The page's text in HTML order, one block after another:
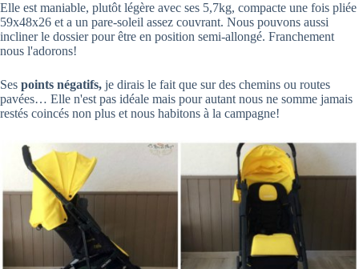
Elle est maniable, plutôt légère avec ses 5,7kg, compacte une fois pliée
59x48x26 et a un pare-soleil assez couvrant. Nous pouvons aussi
incliner le dossier pour être en position semi-allongé. Franchement
nous l'adorons!
Ses points négatifs, je dirais le fait que sur des chemins ou routes
pavées… Elle n'est pas idéale mais pour autant nous ne somme jamais
restés coincés non plus et nous habitons à la campagne!